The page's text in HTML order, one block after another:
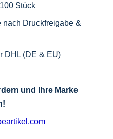
Stück
nach Druckfreigabe &
DHL (DE & EU)
und Ihre Marke